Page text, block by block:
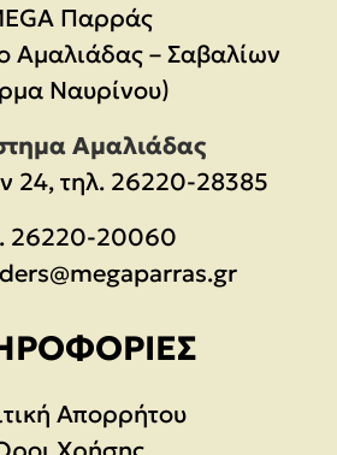
Παρράς
Αμαλιάδας – Σαβαλίων
Ναυρίνου)
Αμαλιάδας
24, τηλ. 26220-28385
26220-20060
Απορρήτου